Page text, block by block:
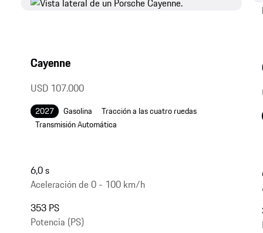
Cayenne
USD 107.000
2027 Gasolina
Tracción a las cuatro ruedas
Transmisión Automática
6,0 s
Aceleración de 0 - 100 km/h
353 PS
Potencia (PS)